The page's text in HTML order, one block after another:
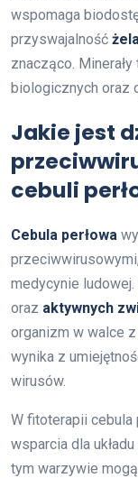
wspomaga
przyswajalność
znacząco.
biologicznych oraz
Jakie jest
cebuli
Cebula perłowa
medycynie
oraz aktywnych
organizm w walce
wynika z
wirusów.
W fitoterapii cebula
wsparcia dla
tym warzywie